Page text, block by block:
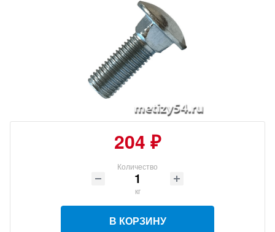
204 ₽
Количество
кг
В КОРЗИНУ